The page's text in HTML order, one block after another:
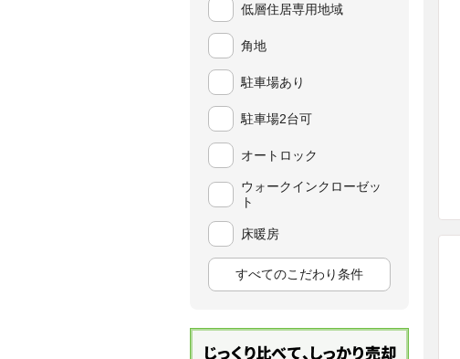
低層住居専用地域
角地
駐車場あり
駐車場2台可
オートロック
ウォークインクローゼッ
ト
床暖房
すべてのこだわり条件